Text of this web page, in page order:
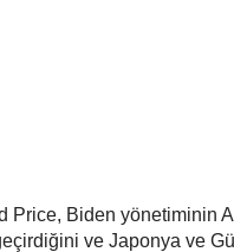
Price, Biden yönetiminin
ve Japonya ve